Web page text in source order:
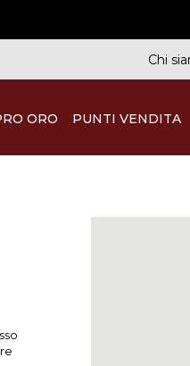
Chi
ORO PUNTI VENDITA